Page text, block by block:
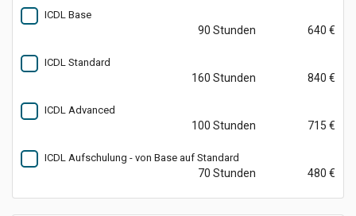
ICDL Base
90 Stunden 640 €
ICDL Standard
160 Stunden 840 €
ICDL Advanced
100 Stunden 715 €
ICDL Aufschulung - von Base auf Standard
70 Stunden 480 €